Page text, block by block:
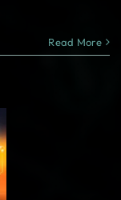
Read More